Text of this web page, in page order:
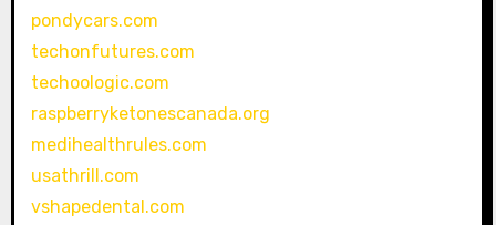
pondycars.com
techonfutures.com
techoologic.com
raspberryketonescanada.org
medihealthrules.com
usathrill.com
vshapedental.com